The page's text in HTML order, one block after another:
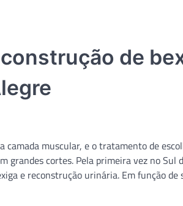
de
camada muscular, e o tratamento de
grandes cortes. Pela primeira vez no Sul
e reconstrução urinária. Em função de